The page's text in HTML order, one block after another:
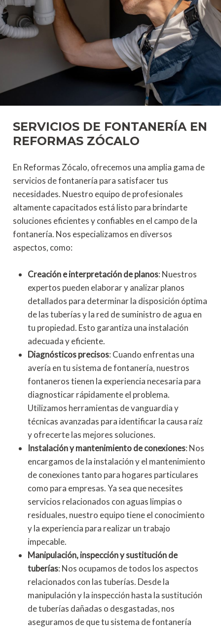
SERVICIOS DE FONTANERÍA EN
REFORMAS ZÓCALO
En Reformas Zócalo, ofrecemos una amplia gama de
servicios de fontanería para satisfacer tus
necesidades. Nuestro equipo de profesionales
altamente capacitados está listo para brindarte
soluciones eficientes y confiables en el campo de la
fontanería. Nos especializamos en diversos
aspectos, como:
Creación e interpretación de planos: Nuestros
expertos pueden elaborar y analizar planos
detallados para determinar la disposición óptima
de las tuberías y la red de suministro de agua en
tu propiedad. Esto garantiza una instalación
adecuada y eficiente.
Diagnósticos precisos: Cuando enfrentas una
avería en tu sistema de fontanería, nuestros
fontaneros tienen la experiencia necesaria para
diagnosticar rápidamente el problema.
Utilizamos herramientas de vanguardia y
técnicas avanzadas para identificar la causa raíz
y ofrecerte las mejores soluciones.
Instalación y mantenimiento de conexiones: Nos
encargamos de la instalación y el mantenimiento
de conexiones tanto para hogares particulares
como para empresas. Ya sea que necesites
servicios relacionados con aguas limpias o
residuales, nuestro equipo tiene el conocimiento
y la experiencia para realizar un trabajo
impecable.
Manipulación, inspección y sustitución de
tuberías: Nos ocupamos de todos los aspectos
relacionados con las tuberías. Desde la
manipulación y la inspección hasta la sustitución
de tuberías dañadas o desgastadas, nos
aseguramos de que tu sistema de fontanería